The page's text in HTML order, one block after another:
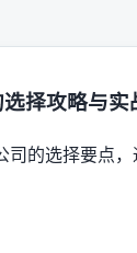
择攻略与实
司的选择要点